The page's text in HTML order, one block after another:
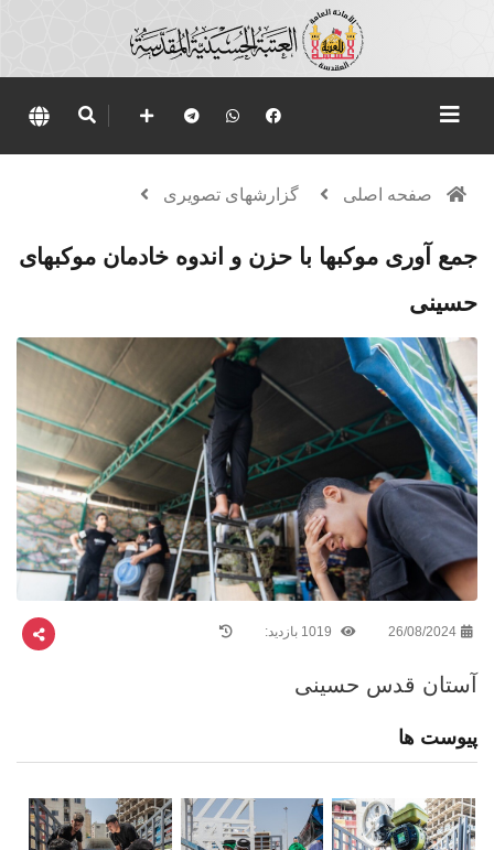
صفحه اصلی گزارشهای تصویری
جمع آوری موکبها با حزن و اندوه خادمان موکبهای
حسینی
26/08/2024
آستان قدس حسينى
پیوست ها